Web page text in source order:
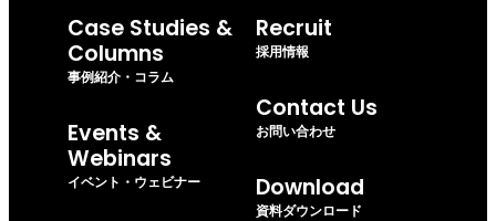
Case Studies &
Columns
事例紹介・コラム
Events &
Webinars
イベント・ウェビナー
Recruit
採用情報
Contact Us
お問い合わせ
Download
資料ダウンロード